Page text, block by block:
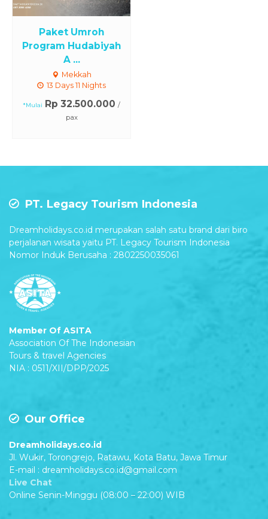
Paket Umroh
Program Hudabiyah
A ...
Mekkah
13 Days 11 Nights
*Mulai Rp 32.500.000 /
pax
PT. Legacy Tourism Indonesia
Dreamholidays.co.id merupakan salah satu brand dari biro
perjalanan wisata yaitu PT. Legacy Tourism Indonesia
Nomor Induk Berusaha : 2802250035061
Member Of ASITA
Association Of The Indonesian
Tours & travel Agencies
NIA : 0511/XII/DPP/2025
Our Office
Dreamholidays.co.id
Jl. Wukir, Torongrejo, Ratawu, Kota Batu, Jawa Timur
E-mail : dreamholidays.co.id@gmail.com
Live Chat
Online Senin-Minggu (08:00 – 22:00) WIB